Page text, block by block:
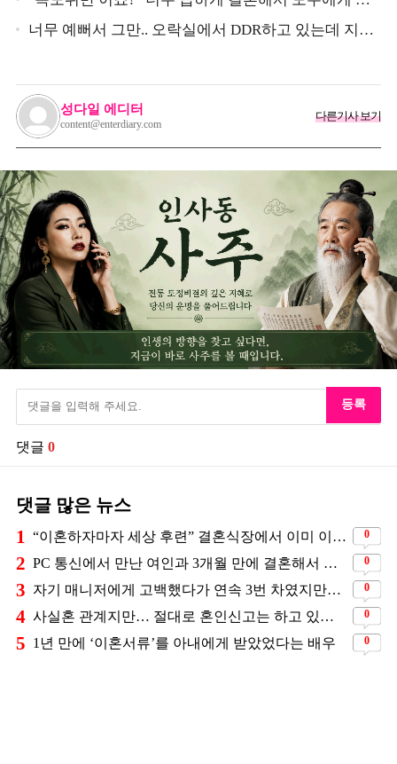
심 받았던 스타
너무 예뻐서 그만.. 오락실에서 DDR하고 있는데 지나
성다일 에디터
content@enterdiary.com
다른기사 보기
등록
댓글 0
댓글 많은 뉴스
1 “이혼하자마자 세상 후련” 결혼식장에서 이미 이혼을 직감했었다는 배우 0
2 PC 통신에서 만난 여인과 3개월 만에 결혼해서 잘 살고 있는 배우 0
3 자기 매니저에게 고백했다가 연속 3번 차였지만… 결국 결혼에 성공한 배우 0
4 사실혼 관계지만… 절대로 혼인신고는 하고 있지 않다는 배우 0
5 1년 만에 ‘이혼서류’를 아내에게 받았었다는 배우 0